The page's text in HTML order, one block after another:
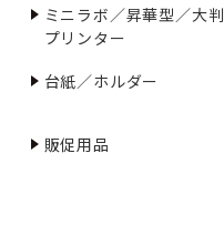
ミニラボ／昇華型／大判
プリンター
台紙／ホルダー
販促用品